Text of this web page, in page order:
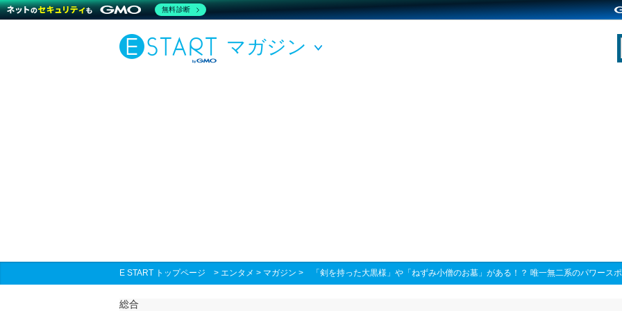
マガジン
E START トップページ > エンタメ > マガジン > 「剣を持った大黒様」や「ねずみ小僧のお墓」がある！？ 唯一無二系のパワース
総合
無料診断